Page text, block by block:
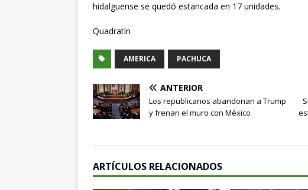
hidalguense se quedó estancada en 17 unidades.
Quadratín
AMERICA PACHUCA
ANTERIOR
Los republicanos abandonan a Trump
y frenan el muro con México
ARTÍCULOS RELACIONADOS